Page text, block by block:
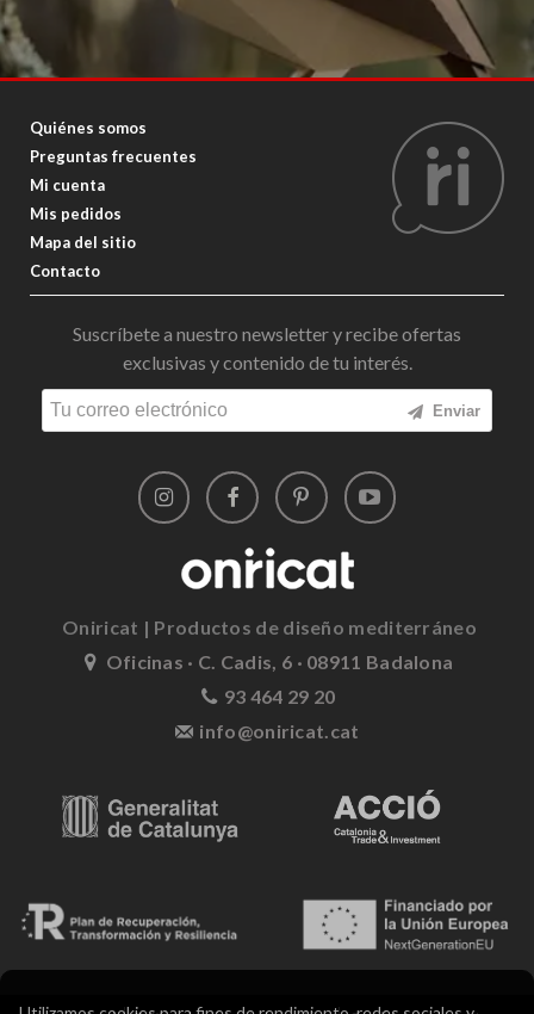
Quiénes somos
Preguntas frecuentes
Mi cuenta
Mis pedidos
Mapa del sitio
Contacto
Suscríbete a nuestro newsletter y recibe ofertas
exclusivas y contenido de tu interés.
Enviar
Oniricat | Productos de diseño mediterráneo
Oficinas · C. Cadis, 6 · 08911 Badalona
93 464 29 20
info@oniricat.cat